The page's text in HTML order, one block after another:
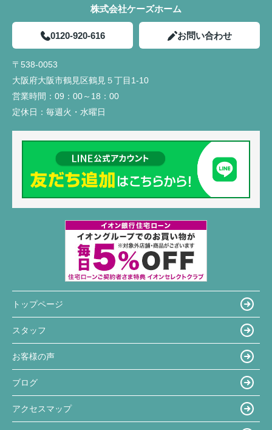
株式会社ケーズホーム
0120-920-616 お問い合わせ
〒538-0053
大阪府大阪市鶴見区鶴見５丁目1-10
営業時間： 09：00～18：00
定休日： 毎週火・水曜日
トップページ
スタッフ
お客様の声
ブログ
アクセスマップ